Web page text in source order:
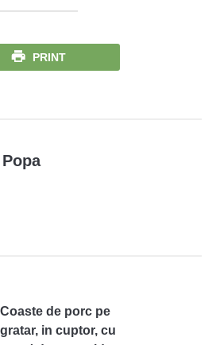
PRINT
Coaste de porc pe
gratar, in cuptor, cu